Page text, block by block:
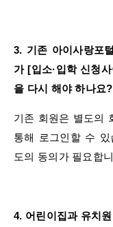
3. 기존 아이사랑포
가 [입소·입학 신청
을 다시 해야 하나요?
기존 회원은 별도의
통해 로그인할 수
도의 동의가 필요합
4. 어린이집과 유치